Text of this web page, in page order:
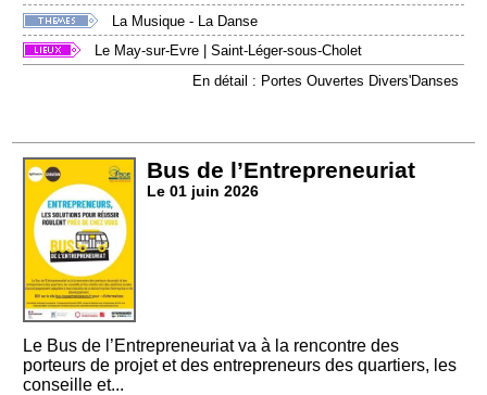
La Musique - La Danse
Le May-sur-Evre |Saint-Léger-sous-Cholet
En détail : Portes Ouvertes Divers'Danses
Bus de l’Entrepreneuriat
Le 01 juin 2026
Le Bus de l’Entrepreneuriat va à la rencontre des
porteurs de projet et des entrepreneurs des quartiers, les
conseille et...